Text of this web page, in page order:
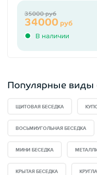
В наличии
34000 руб
35000 руб
Популярные виды
ЩИТОВАЯ БЕСЕДКА
ВОСЬМИУГОЛЬНАЯ БЕСЕДКА
МИНИ БЕСЕДКА
КРЫТАЯ БЕСЕДКА